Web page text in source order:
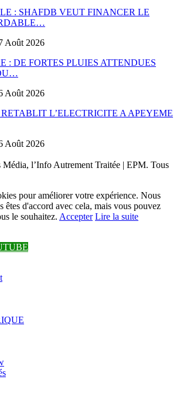
: SHAFDB VEUT FINANCER LE
Août 2026
: DE FORTES PLUIES ATTENDUES
Août 2026
L’ELECTRICITE A APEYEME
Août 2026
l’Info Autrement Traitée | EPM. Tous
pour améliorer votre expérience. Nous
êtes d'accord avec cela, mais vous pouvez
le souhaitez. Accepter Lire la suite